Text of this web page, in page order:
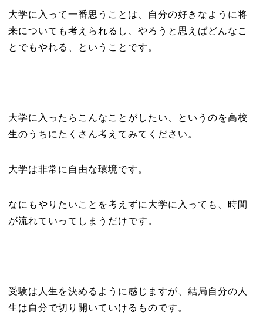
大学に入って一番思うことは、自分の好きなように将
来についても考えられるし、やろうと思えばどんなこ
とでもやれる、ということです。
大学に入ったらこんなことがしたい、というのを高校
生のうちにたくさん考えてみてください。
大学は非常に自由な環境です。
なにもやりたいことを考えずに大学に入っても、時間
が流れていってしまうだけです。
受験は人生を決めるように感じますが、結局自分の人
生は自分で切り開いていけるものです。